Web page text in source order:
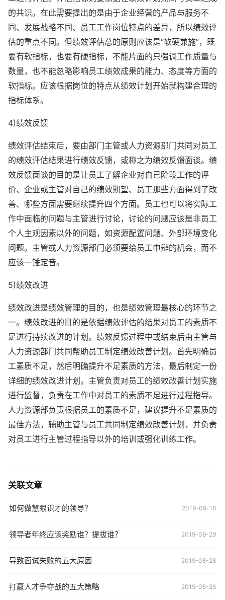
的共识。在此需要提出的是由于企业经营的产品与服务不
同、发展战略不同、员工工作岗位特点的差异，所以绩效评
估的重点不同。但绩效评估总的原则应该是“软硬兼施”，既
要有软指标，也要有硬指标，不能片面的只强调工作质量与
数量，也不能忽略影响员工绩效成果的能力、态度等方面的
软指标。应该根据岗位的特点从绩效计划开始就构建合理的
指标体系。
4)绩效反馈
绩效评估结束后，要由部门主管或人力资源部门共同对员工
的绩效评估结果进行绩效反馈，或称之为绩效反馈面谈。绩
效反馈面谈的目的是让员工了解企业对自己阶段工作的评
价、企业或主管对自己的绩效期望、员工那些方面得到了改
善、哪些方面需要继续提升四个方面。员工也可以将实际工
作中面临的问题与主管进行讨论，讨论的问题应该是非员工
个人主观因素以外的问题，如资源配置问题、外部环境变化
问题。主管或人力资源部门必须要给员工申辩的机会，而不
应该一锤定音。
5)绩效改进
绩效改进是绩效管理的目的，也是绩效管理最核心的环节之
一。绩效改进的目的是依据绩效评估的结果对员工的素质不
足进行持续改进的计划。绩效反馈过程中或结束后由主管与
人力资源部门共同帮助员工制定绩效改善计划。首先明确员
工素质不足，然后明确提升不足素质的方法，最后制定一份
详细的绩效改进计划。主管负责对员工的绩效改善计划实施
进行监督，负责在工作中对员工的素质不足进行过程指导。
人力资源部负责根据员工的素质不足，建议提升不足素质的
最佳方法，辅助主管与员工共同制定绩效改善计划，并负责
对员工进行主管过程指导以外的培训或强化训练工作。
关联文章
如何做慧眼识才的领导？ 2019-09-16
领导者年终应该奖励谁？提拔谁？ 2019-08-29
导致面试失败的五大原因 2019-08-28
打赢人才争夺战的五大策略 2019-08-26